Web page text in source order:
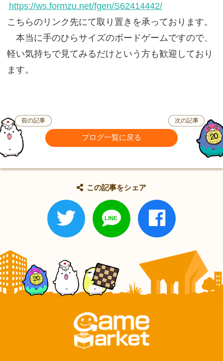
https://ws.formzu.net/fgen/S62414442/
こちらのリンク先にて取り置きを承っております。
本当に手のひらサイズのボードゲームですので、
軽い気持ちで見てみるだけという方も歓迎しており
ます。
前の記事
ブログ一覧に戻る
次の記事
この記事をシェア